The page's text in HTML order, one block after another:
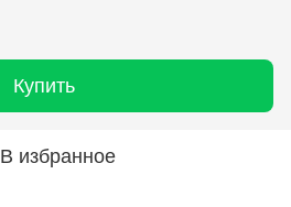
Купить
В избранное